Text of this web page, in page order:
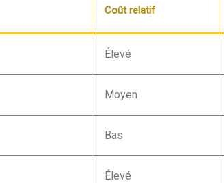
Coût relatif
Élevé
Moyen
Bas
Élevé